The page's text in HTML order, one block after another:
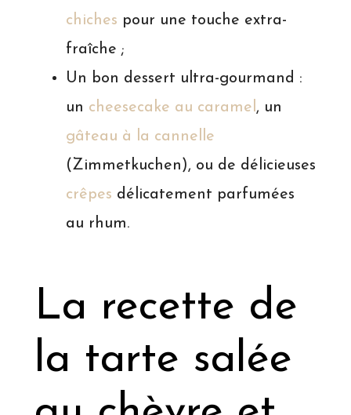
chiches pour une touche extra-
fraîche ;
Un bon dessert ultra-gourmand :
un cheesecake au caramel , un
gâteau à la cannelle
(Zimmetkuchen), ou de délicieuses
crêpes délicatement parfumées
au rhum.
La recette de
la tarte salée